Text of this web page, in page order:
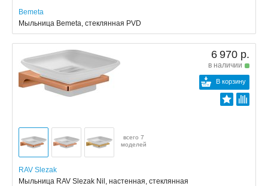
Bemeta
Мыльница Bemeta, стеклянная PVD
6 970 р.
в наличии
В корзину
всего 7
моделей
RAV Slezak
Мыльница RAV Slezak Nil, настенная, стеклянная